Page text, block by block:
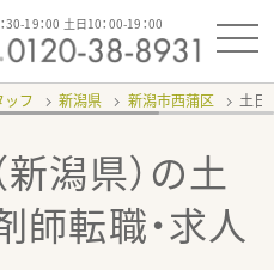
30-19：00 土日10：00-19：00
ッフ 新潟県 新潟市西蒲区 土日
潟県）の土
師転職・求人